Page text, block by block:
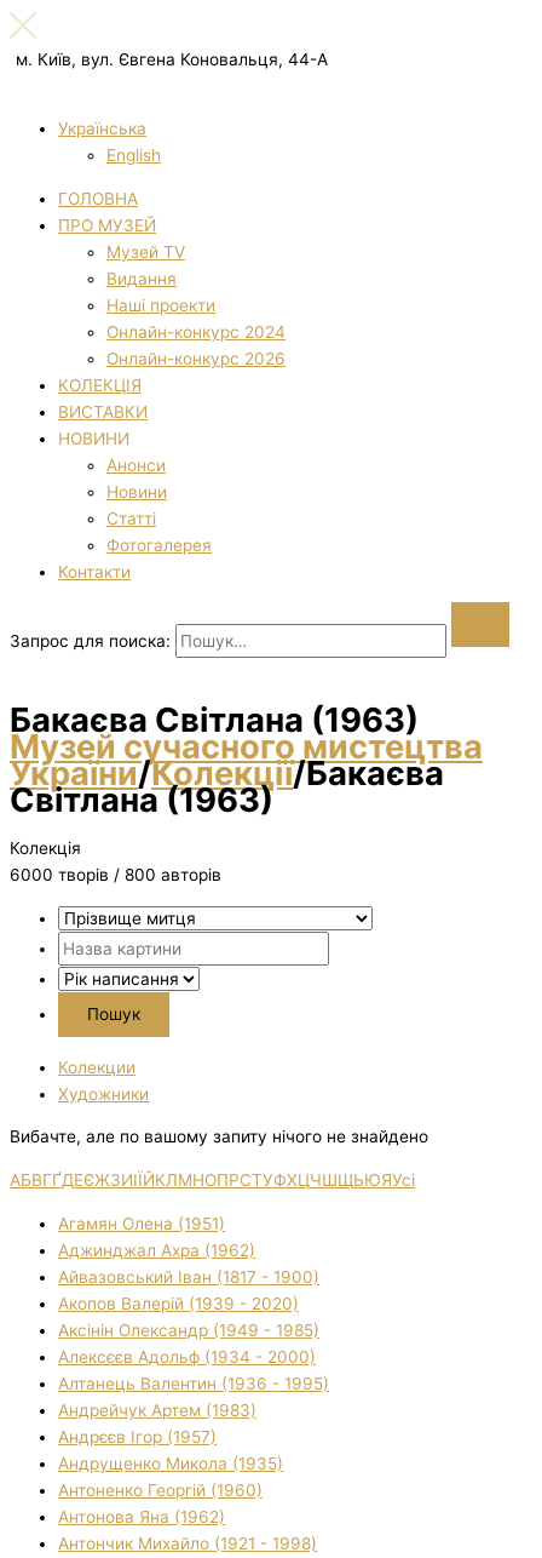
м. Київ, вул. Євгена Коновальця, 44-А
Українська
English
ГОЛОВНА
ПРО МУЗЕЙ
Музей TV
Видання
Наші проекти
Онлайн-конкурс 2024
Онлайн-конкурс 2026
КОЛЕКЦІЯ
ВИСТАВКИ
НОВИНИ
Анонси
Новини
Статті
Фотогалерея
Контакти
Запрос для поиска:
Бакаєва Світлана (1963)
Музей сучасного мистецтва
України/Колекції/Бакаєва
Світлана (1963)
Колекція
6000 творiв / 800 авторів
Колекции
Художники
Вибачте, але по вашому запиту нічого не знайдено
АБВГҐДЕЄЖЗИІЇЙКЛМНОПРСТУФХЦЧШЩЬЮЯУсі
Агамян Олена (1951)
Аджинджал Ахра (1962)
Айвазовський Іван (1817 - 1900)
Акопов Валерій (1939 - 2020)
Аксінін Олександр (1949 - 1985)
Алексєєв Адольф (1934 - 2000)
Алтанець Валентин (1936 - 1995)
Андрейчук Артем (1983)
Андрєєв Ігор (1957)
Андрущенко Микола (1935)
Антоненко Георгій (1960)
Антонова Яна (1962)
Антончик Михайло (1921 - 1998)